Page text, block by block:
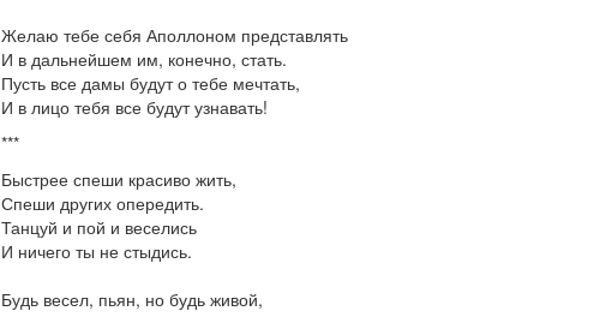
Желаю тебе себя Аполлоном представлять
И в дальнейшем им, конечно, стать.
Пусть все дамы будут о тебе мечтать,
И в лицо тебя все будут узнавать!
***
Быстрее спеши красиво жить,
Спеши других опередить.
Танцуй и пой и веселись
И ничего ты не стыдись.
Будь весел, пьян, но будь живой,